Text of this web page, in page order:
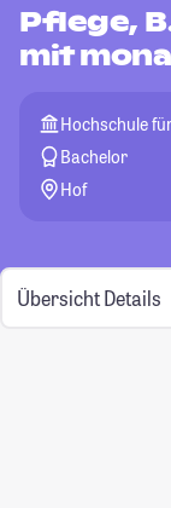
Pflege,
mit
Hochschule
Bachelor
Hof
Übersicht Details